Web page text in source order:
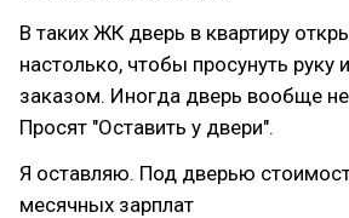
В таких ЖК дверь в квартиру
настолько, чтобы просунуть руку
заказом. Иногда дверь вообще
Просят "Оставить у двери".
Я оставляю. Под дверью
месячных зарплат